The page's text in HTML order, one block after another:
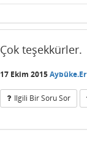
Çok teşekkürler.
17 Ekim 2015Aybüke.Er
Ilgili Bir Soru Sor